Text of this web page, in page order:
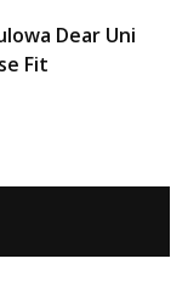
Dear Uni
Fit